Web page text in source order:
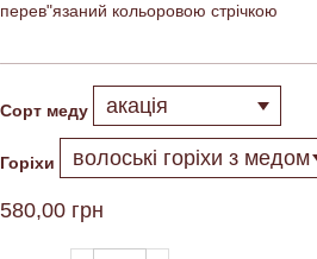
перев"язаний кольоровою стрічкою
Сорт меду
Горіхи
580,00 грн